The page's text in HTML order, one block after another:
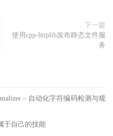
下一篇
使用cpp-httplib发布静态文件服
务
– 自动化字符编码检测与规
于自己的技能